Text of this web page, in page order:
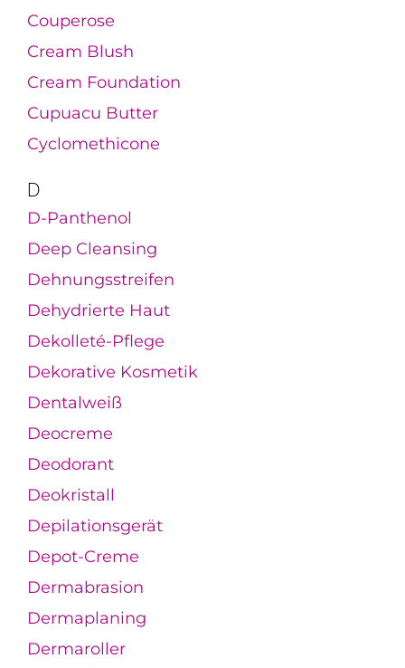
Couperose
Cream Blush
Cream Foundation
Cupuacu Butter
Cyclomethicone
D
D-Panthenol
Deep Cleansing
Dehnungsstreifen
Dehydrierte Haut
Dekolleté-Pflege
Dekorative Kosmetik
Dentalweiß
Deocreme
Deodorant
Deokristall
Depilationsgerät
Depot-Creme
Dermabrasion
Dermaplaning
Dermaroller